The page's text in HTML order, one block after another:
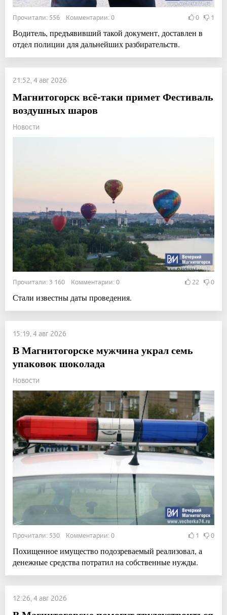
Прочитали: 556 Комментарии: 0 0 1
Водитель, предъявивший такой документ, доставлен в
отдел полиции для дальнейших разбирательств.
21:52, 4 авг 2026
Магнитогорск всё-таки примет Фестиваль
воздушных шаров
Новости
Прочитали: 3 160 Комментарии: 0 22 0
Стали известны даты проведения.
15:19, 4 авг 2026
В Магнитогорске мужчина украл семь
упаковок шоколада
Новости
Прочитали: 530 Комментарии: 0 1 0
Похищенное имущество подозреваемый реализовал, а
денежные средства потратил на собственные нужды.
12:26, 4 авг 2026